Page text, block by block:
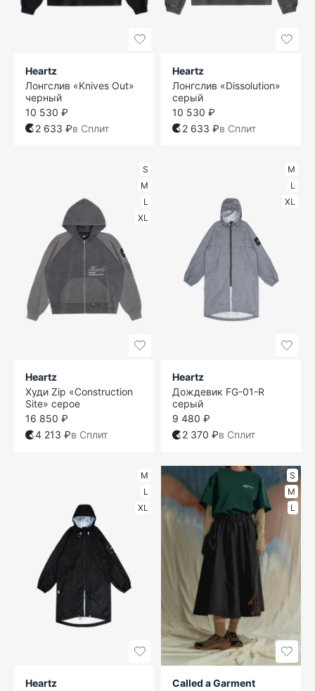
Heartz
Лонгслив «Knives Out»
черный
10 530 ₽
2 633 ₽в Сплит
Heartz
Лонгслив «Dissolution»
серый
10 530 ₽
2 633 ₽в Сплит
S
M
L
XL
Heartz
Худи Zip «Construction
Site» серое
16 850 ₽
4 213 ₽в Сплит
M
L
XL
Heartz
Дождевик FG-01-R
серый
9 480 ₽
2 370 ₽в Сплит
M
L
XL
Heartz
S
M
L
Called a Garment